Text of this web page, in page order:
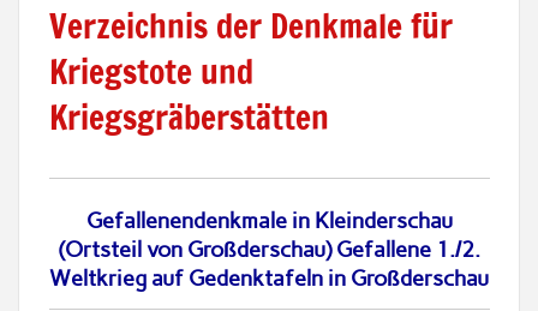
Verzeichnis der Denkmale für
Kriegstote und
Kriegsgräberstätten
Gefallenendenkmale in Kleinderschau
(Ortsteil von Großderschau) Gefallene 1./2.
Weltkrieg auf Gedenktafeln in Großderschau